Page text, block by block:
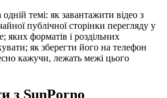
темі: як завантажити відео з
публічної сторінки перегляду у
яких форматів і роздільних
як зберегти його на телефон
кажучи, лежать межі цього
з SunPorno